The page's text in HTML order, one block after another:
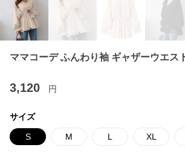
ママコーデ ふんわり袖 ギャザーウエス
3,120 円
サイズ
S M L XL